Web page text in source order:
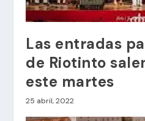
Las entradas
de Riotinto
este martes
25 abril, 2022